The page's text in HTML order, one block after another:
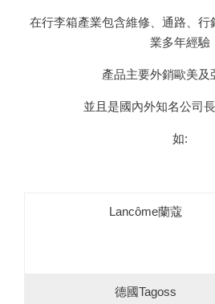
在行李箱產業包含維修、通路、行
業多年經驗
產品主要外銷歐美及
並且是國內外知名公司
如:
Lancôme蘭蔻
德國Tagoss